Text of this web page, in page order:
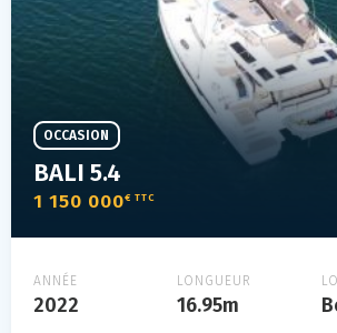
BALI 5.4
1 150 000€ TTC
OCCASION
ANNÉE
2022
LONGUEUR
16.95m